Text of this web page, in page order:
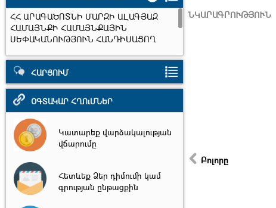
Դեկտեմբեր հիշատակի օր
31
Դեկտեմբեր
Ամանոր
31
Դեկտեմբեր
Նոր տարի
6
Հունվար
Սուրբ ծնունդ և
հայտնություն
13
Հունվար
Հին նոր տարի
ՀՀ ԱՐԱԳԱԾՈՏՆԻ ՄԱՐԶԻ ԱԼԱԳՅԱԶ
ՀԱՄԱՅՆՔԻ ՀԱՄԱՅՆՔԱՅԻՆ
ՍԵՓԱԿԱՆՈՒԹՅՈՒՆ ՀԱՆԴԻՍԱՑՈՂ
ՎԱՃԱՌՔ
2026,Հուլիս 24 - Սեպտեմբեր 24
ՀԱՐՑՈՒՄ
ՕԳՏԱԿԱՐ ՀՂՈւՄՆԵՐ
Կատարեք վարձակալության
վճարումը
Հետևեք Ձեր դիմումի կամ
գրության ընթացքին
ՆԿԱՐԱԳՐՈՒԹՅՈՒՆ
Բոլորը